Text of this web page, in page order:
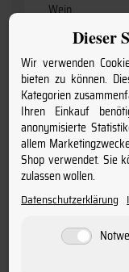
Wein
Geschmack:
trocken
0,75
Charakter:
kräftig & würzig
Anschrift:
Cave d'Aléria F
Dieser
Wir verwenden
bieten zu können.
Kategorien
Ihren Einkauf
anonymisierte
allem
Shop verwendet. Sie
zulassen wollen.
Datenschutzerklärung